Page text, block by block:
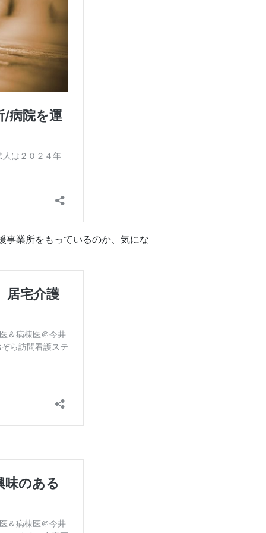
事業所をもっているのか、気にな